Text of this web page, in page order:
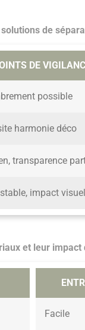
de
DE
possible
harmonie déco
transparence
impact visuel
et leur impact
Facile